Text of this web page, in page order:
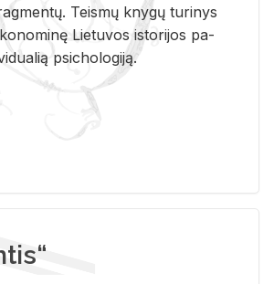
Teis­mų kny­gų tu­ri­nys
Lie­tu­vos is­to­ri­jos pa­
psi­cho­lo­gi­ją.